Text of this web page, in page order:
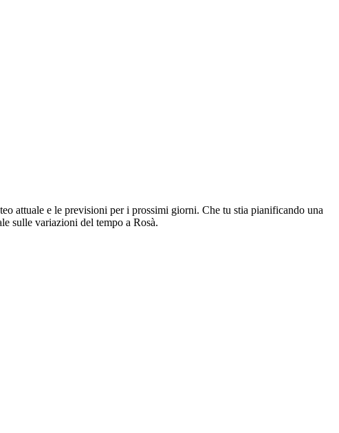
attuale e le previsioni per i prossimi giorni. Che tu stia pianificando una
sulle variazioni del tempo a Rosà.